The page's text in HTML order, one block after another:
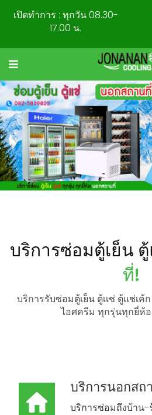
เปิดทำการ : ทุกวัน 08.30-
17.00 น.
บริการซ่อมตู้เย็น
ที่!
บริการรับซ่อมตู้เย็น ตู้เเช่ ตู้เเช่เค้ก
ไอศครีม ทุกรุ่นทุกยี่ห้
บริการนอกสถ
บริการซ่อมถึงบ้าน-